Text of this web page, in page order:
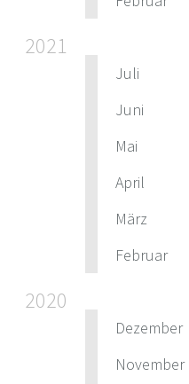
2021
Juli
Juni
Mai
April
März
Februar
2020
Dezember
November